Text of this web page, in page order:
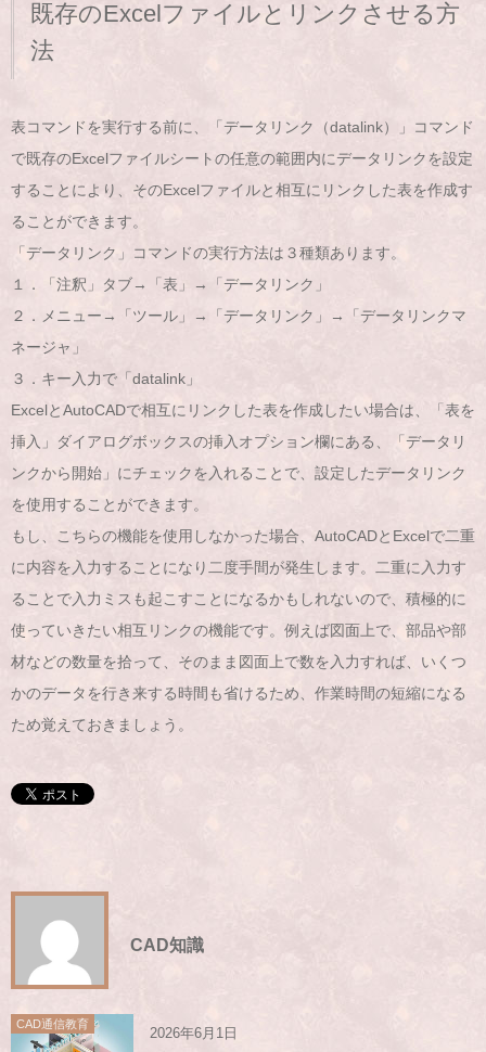
既存のExcelファイルとリンクさせる方
法
表コマンドを実行する前に、「データリンク（datalink）」コマンド
で既存のExcelファイルシートの任意の範囲内にデータリンクを設定
することにより、そのExcelファイルと相互にリンクした表を作成す
ることができます。
「データリンク」コマンドの実行方法は３種類あります。
１．「注釈」タブ→「表」→「データリンク」
２．メニュー→「ツール」→「データリンク」→「データリンクマ
ネージャ」
３．キー入力で「datalink」
ExcelとAutoCADで相互にリンクした表を作成したい場合は、「表を
挿入」ダイアログボックスの挿入オプション欄にある、「データリ
ンクから開始」にチェックを入れることで、設定したデータリンク
を使用することができます。
もし、こちらの機能を使用しなかった場合、AutoCADとExcelで二重
に内容を入力することになり二度手間が発生します。二重に入力す
ることで入力ミスも起こすことになるかもしれないので、積極的に
使っていきたい相互リンクの機能です。例えば図面上で、部品や部
材などの数量を拾って、そのまま図面上で数を入力すれば、いくつ
かのデータを行き来する時間も省けるため、作業時間の短縮になる
ため覚えておきましょう。
CAD知識
CAD通信教育
2026年6月1日